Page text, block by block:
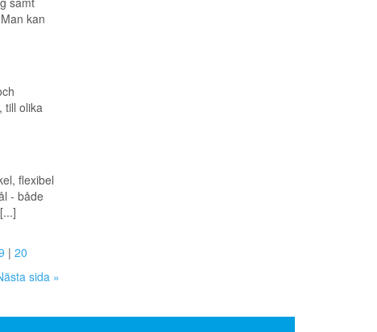
kan
till olika
flexibel
- både
| 20
sida »